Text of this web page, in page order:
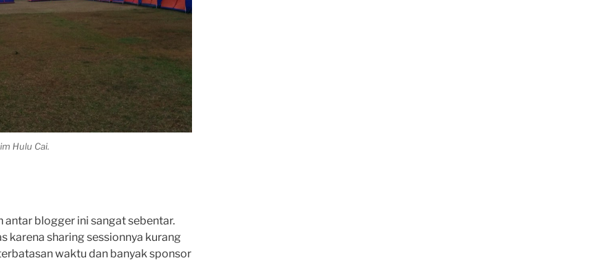
Hulu Cai.
antar blogger ini sangat sebentar.
karena sharing sessionnya kurang
waktu dan banyak sponsor